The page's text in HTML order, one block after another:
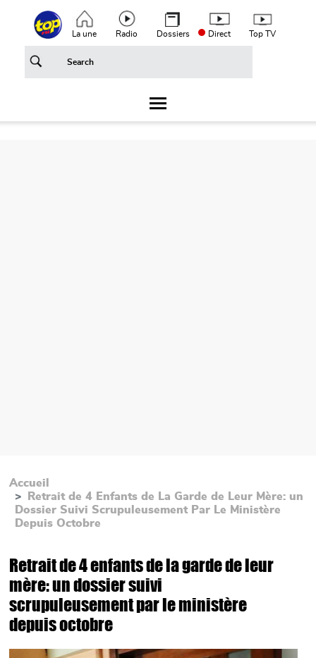
Aller au contenu principalTop header menu
La une Radio Dossiers Direct Top TV
Accueil
Retrait de 4 Enfants de La Garde de Leur Mère: un
Dossier Suivi Scrupuleusement Par Le Ministère
Depuis Octobre
Retrait de 4 enfants de la garde de leur
mère: un dossier suivi
scrupuleusement par le ministère
depuis octobre